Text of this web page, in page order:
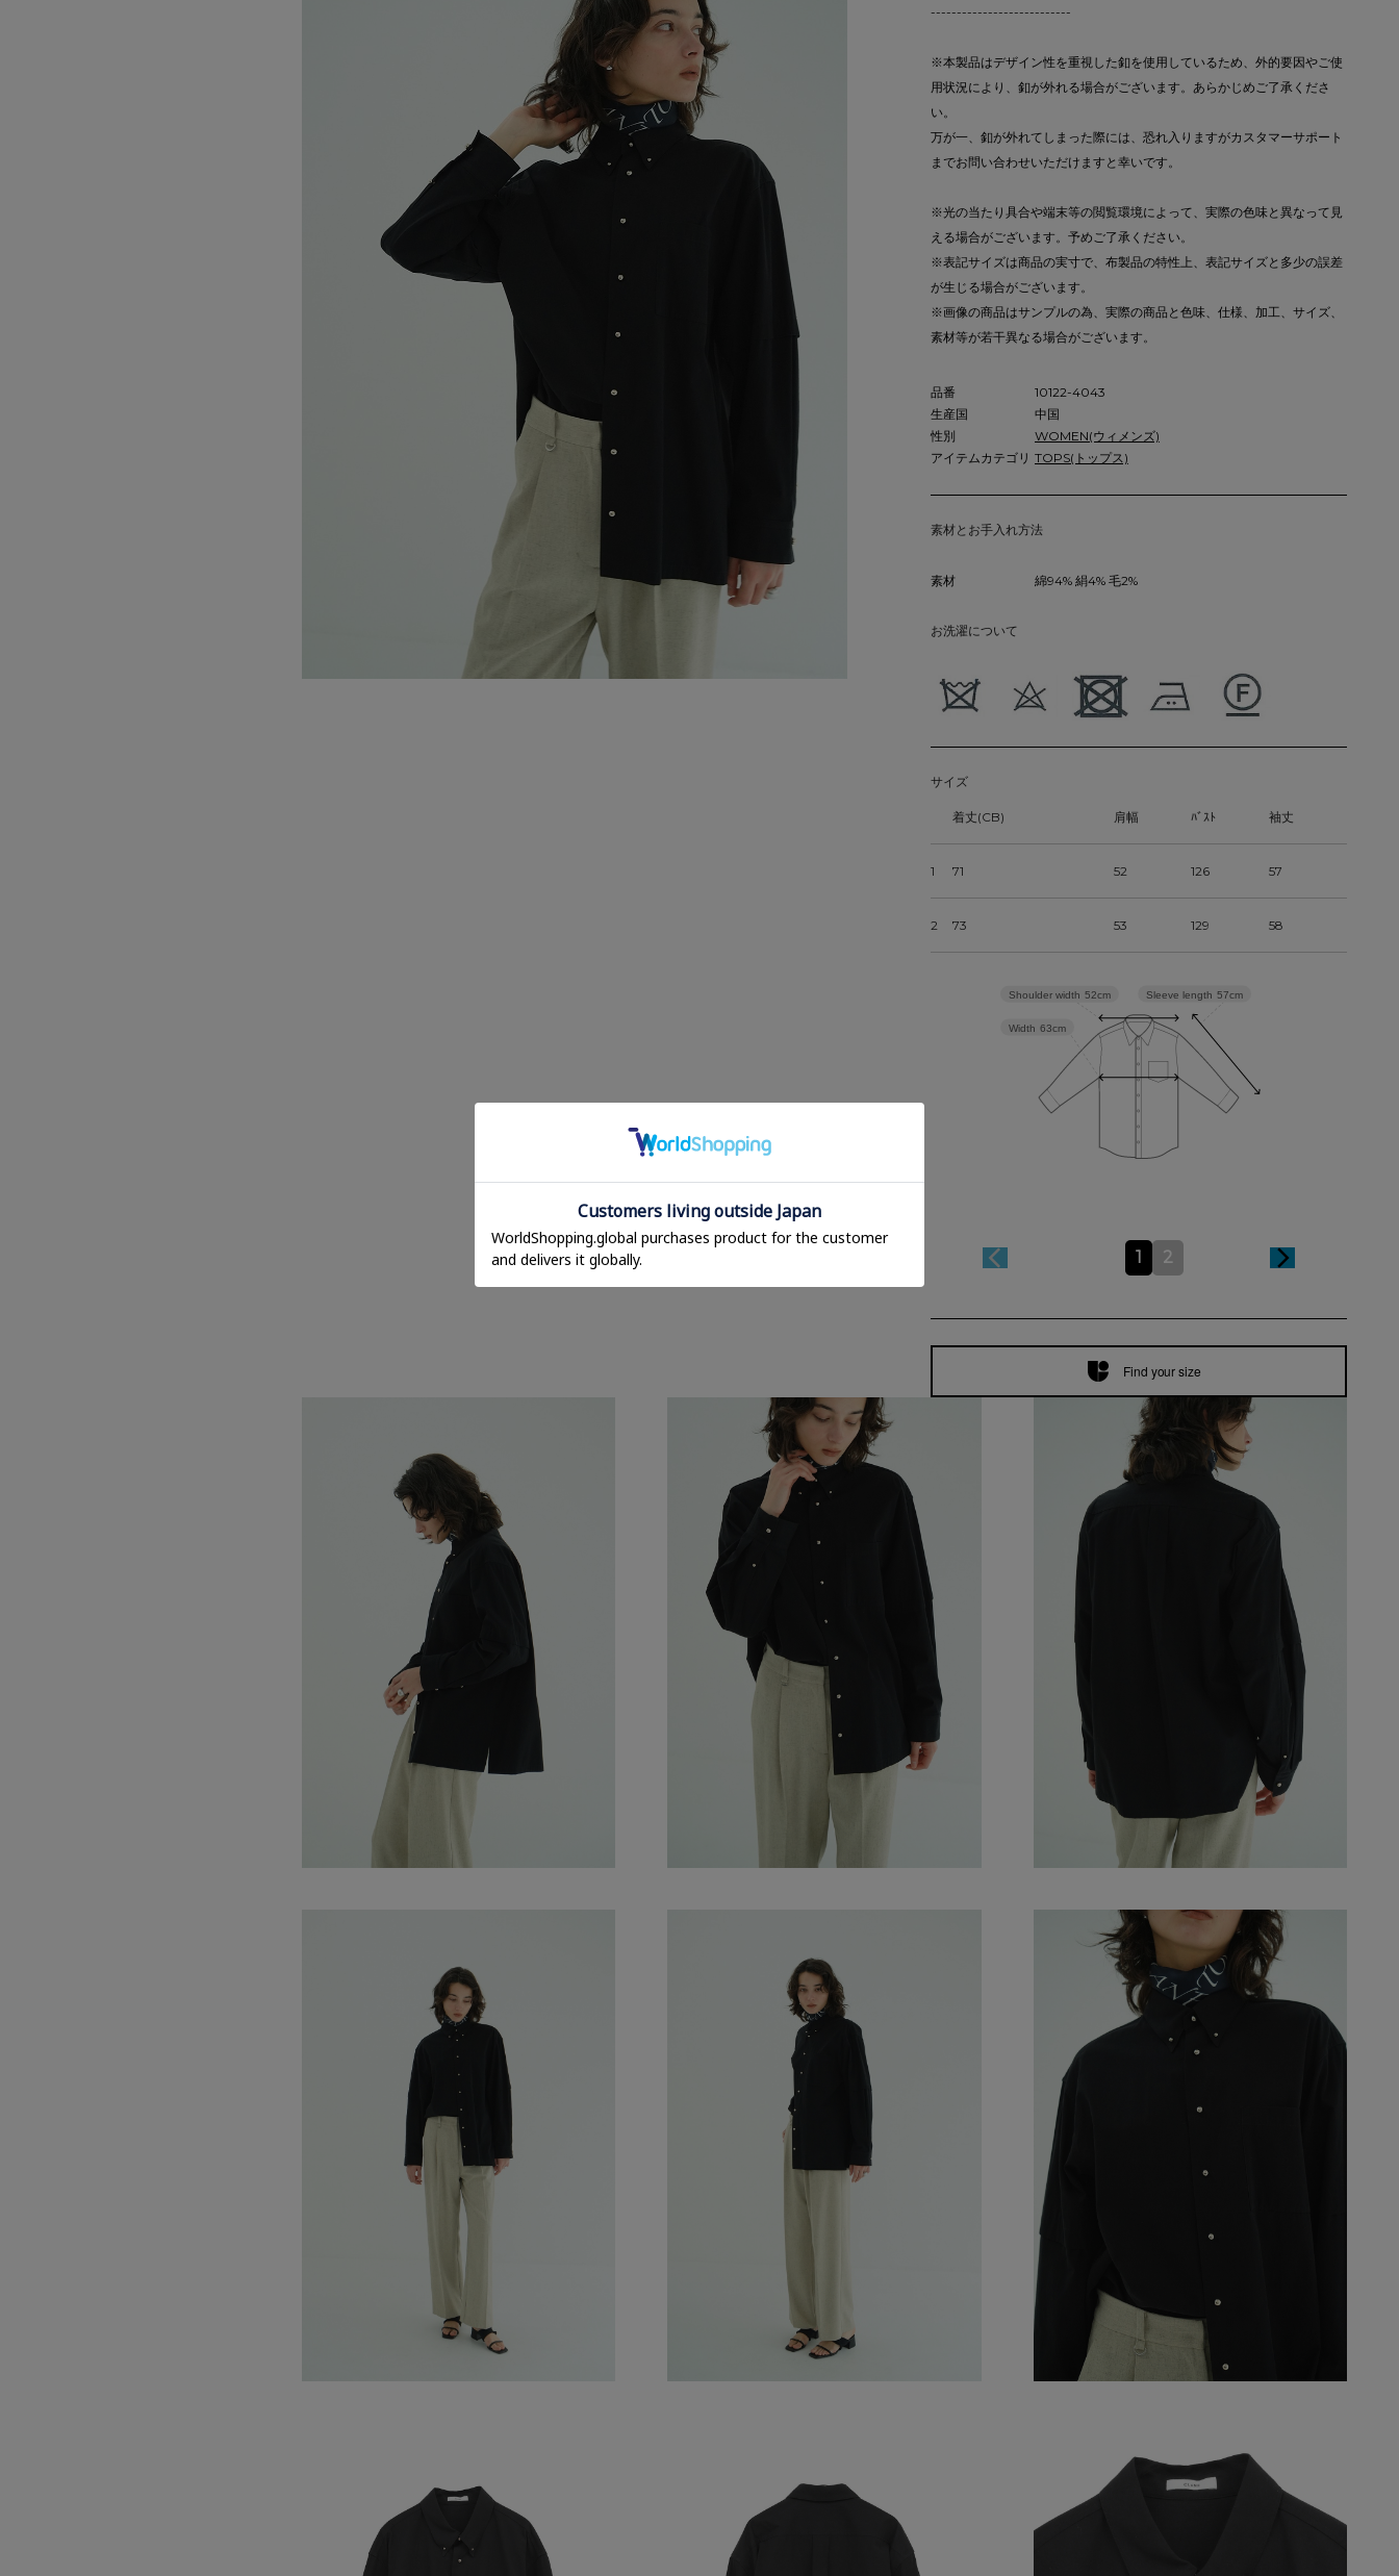
---------------------------
※本製品はデザイン性を重視した釦を使用しているため、外的要因やご使
用状況により、釦が外れる場合がございます。あらかじめご了承くださ
い。
万が一、釦が外れてしまった際には、恐れ入りますがカスタマーサポート
までお問い合わせいただけますと幸いです。
※光の当たり具合や端末等の閲覧環境によって、実際の色味と異なって見
える場合がございます。予めご了承ください。
※表記サイズは商品の実寸で、布製品の特性上、表記サイズと多少の誤差
が生じる場合がございます。
※画像の商品はサンプルの為、実際の商品と色味、仕様、加工、サイズ、
素材等が若干異なる場合がございます。
品番
10122-4043
生産国
中国
性別
WOMEN(ウィメンズ)
アイテムカテゴリ TOPS(トップス)
素材とお手入れ方法
素材 綿94% 絹4% 毛2%
お洗濯について
サイズ
着丈(CB) 肩幅 ﾊﾞｽﾄ 袖丈
1 71 52 126 57
2 73 53 129 58
Sleeve length 57cm
Width 63cm
Shoulder width 52cm
1 2
Find your size